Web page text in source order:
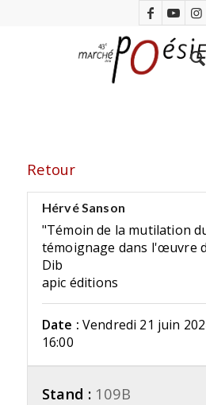
Retour
Hérvé Sanson
"Témoin de la mutilation
témoignage dans l'œuvre
Dib
apic éditions
Date : Vendredi 21 juin
16:00
Stand : 109B